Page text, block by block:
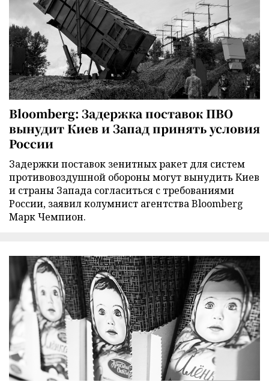
Bloomberg: Задержка поставок ПВО
вынудит Киев и Запад принять условия
России
Задержки поставок зенитных ракет для систем
противовоздушной обороны могут вынудить Киев
и страны Запада согласиться с требованиями
России, заявил колумнист агентства Bloomberg
Марк Чемпион.